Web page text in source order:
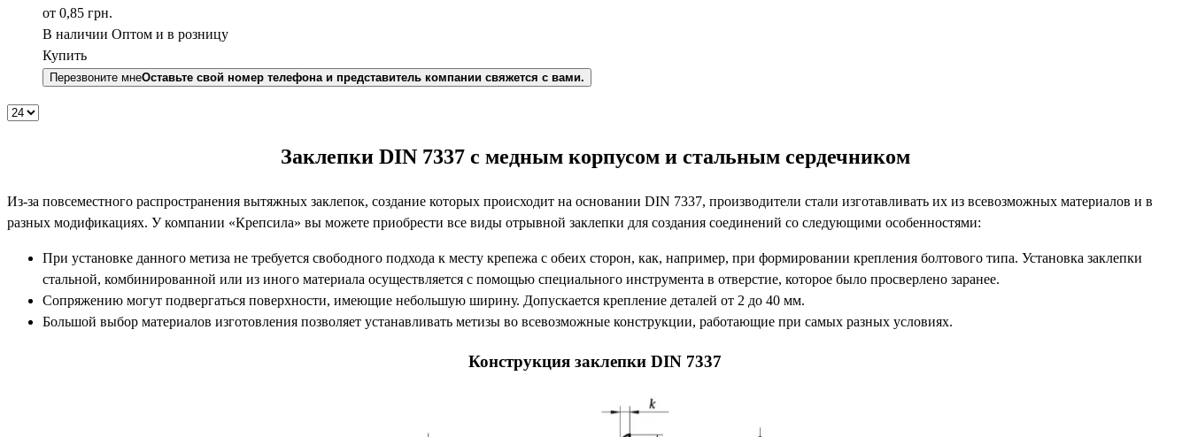
от 0,85 грн.
В наличии Оптом и в розницу
Купить
Перезвоните мнеОставьте свой номер телефона и представитель компании свяжется с вами.
Заклепки DIN 7337 с медным корпусом и стальным сердечником
Из-за повсеместного распространения вытяжных заклепок, создание которых происходит на основании DIN 7337, производители стали изготавливать их из всевозможных материалов и в
разных модификациях. У компании «Крепсила» вы можете приобрести все виды отрывной заклепки для создания соединений со следующими особенностями:
При установке данного метиза не требуется свободного подхода к месту крепежа с обеих сторон, как, например, при формировании крепления болтового типа. Установка заклепки
стальной, комбинированной или из иного материала осуществляется с помощью специального инструмента в отверстие, которое было просверлено заранее.
Сопряжению могут подвергаться поверхности, имеющие небольшую ширину. Допускается крепление деталей от 2 до 40 мм.
Большой выбор материалов изготовления позволяет устанавливать метизы во всевозможные конструкции, работающие при самых разных условиях.
Конструкция заклепки DIN 7337